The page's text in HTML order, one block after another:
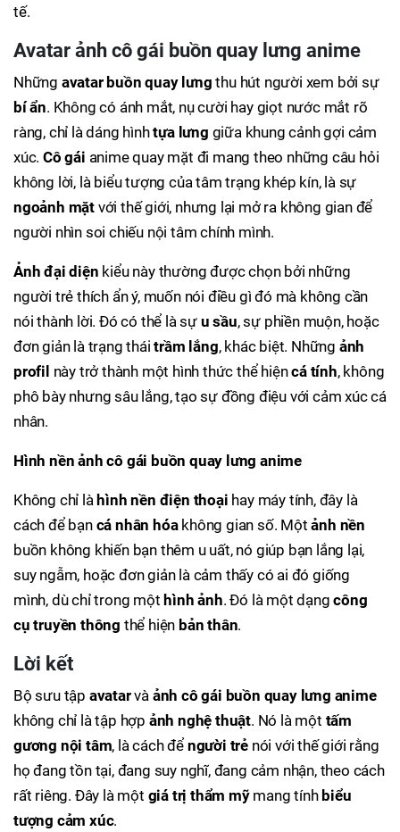
tế.
Avatar ảnh cô gái buồn quay lưng anime
Những avatar buồn quay lưng thu hút người xem bởi sự
bí ẩn. Không có ánh mắt, nụ cười hay giọt nước mắt rõ
ràng, chỉ là dáng hìnhtựa lưng giữa khung cảnh gợi cảm
xúc. Cô gái anime quay mặt đi mang theo những câu hỏi
không lời, là biểu tượng của tâm trạng khép kín, là sự
ngoảnh mặt với thế giới, nhưng lại mở ra không gian để
người nhìn soi chiếu nội tâm chính mình.
Ảnh đại diện kiểu này thường được chọn bởi những
người trẻ thích ẩn ý, muốn nói điều gì đó mà không cần
nói thành lời. Đó có thể là sự u sầu, sự phiền muộn, hoặc
đơn giản là trạng tháitrầm lắng, khác biệt. Những ảnh
profil này trở thành một hình thức thể hiệncá tính, không
phô bày nhưng sâu lắng, tạo sự đồng điệu với cảm xúc cá
nhân.
Hình nền ảnh cô gái buồn quay lưng anime
Không chỉ là hình nền điện thoại hay máy tính, đây là
cách để bạn cá nhân hóakhông gian số. Mộtảnh nền
buồn không khiến bạn thêm u uất, nó giúp bạn lắng lại,
suy ngẫm, hoặc đơn giản là cảm thấy có ai đó giống
mình, dù chỉ trong một hình ảnh. Đó là một dạngcông
cụ truyền thông thể hiện bản thân.
Lời kết
Bộ sưu tập avatarvà ảnh cô gái buồn quay lưng anime
không chỉ là tập hợp ảnh nghệ thuật. Nó là một tấm
gương nội tâm, là cách để người trẻ nói với thế giới rằng
họ đang tồn tại, đang suy nghĩ, đang cảm nhận, theo cách
rất riêng. Đây là một giá trị thẩm mỹmang tính biểu
tượng cảm xúc.